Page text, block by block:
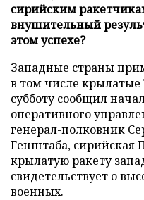
сирийским
внушительный
этом успехе?
Западные страны
в том числе крылатые
субботусообщил
оперативного
генерал-полковник
Генштаба, сирийская
крылатую ракету
свидетельствует о
военных.